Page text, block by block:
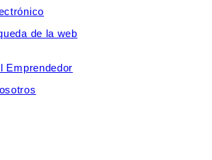
de la web
Emprendedor